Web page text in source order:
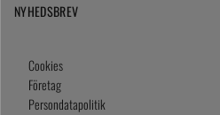
NYHEDSBREV
Cookies
Företag
Persondatapolitik